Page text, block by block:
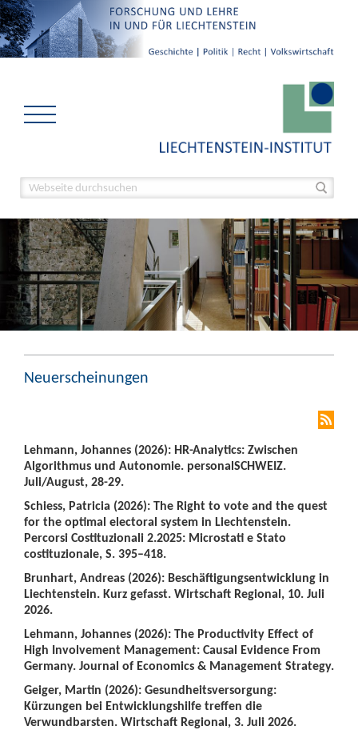
Neuerscheinungen
Lehmann, Johannes (2026): HR-Analytics: Zwischen
Algorithmus und Autonomie. personalSCHWEIZ.
Juli/August, 28-29.
Schiess, Patricia (2026): The Right to vote and the quest
for the optimal electoral system in Liechtenstein.
Percorsi Costituzionali 2.2025: Microstati e Stato
costituzionale, S. 395–418.
Brunhart, Andreas (2026): Beschäftigungsentwicklung in
Liechtenstein. Kurz gefasst. Wirtschaft Regional, 10. Juli
2026.
Lehmann, Johannes (2026): The Productivity Effect of
High Involvement Management: Causal Evidence From
Germany. Journal of Economics & Management Strategy.
Geiger, Martin (2026): Gesundheitsversorgung:
Kürzungen bei Entwicklungshilfe treffen die
Verwundbarsten. Wirtschaft Regional, 3. Juli 2026.